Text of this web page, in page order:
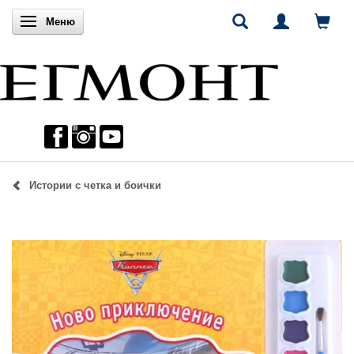
Включи навигацията
Меню
Истории с четка и боички